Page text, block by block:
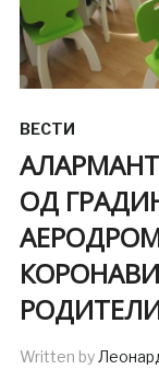
ВЕСТИ
ОД
Written by